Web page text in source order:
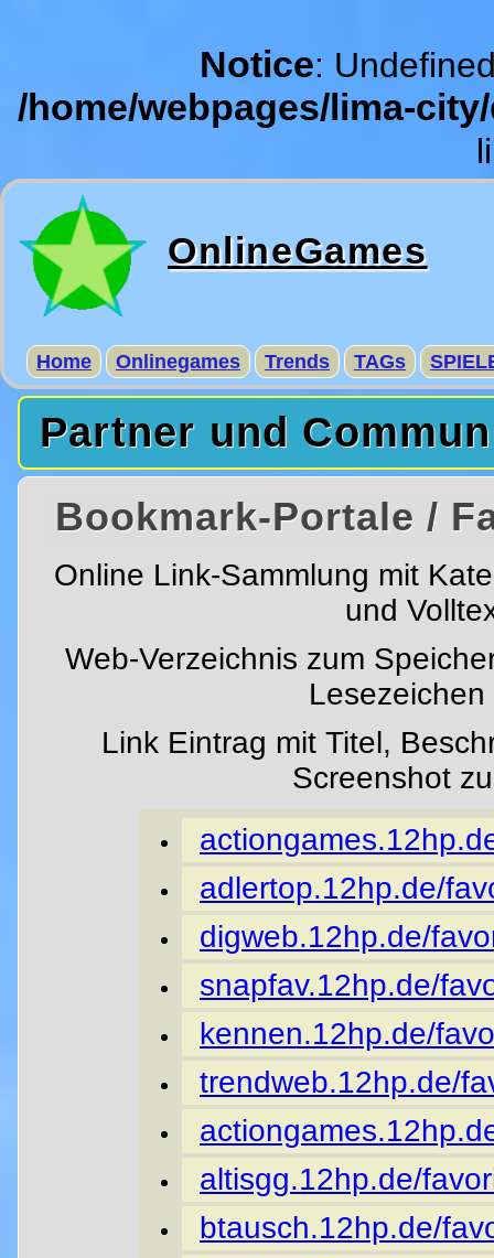
Notice:
/home/webpages/lima-
OnlineGames
Home Onlinegames Trends TAGs
Partner und
Bookmark-Portale /
Online Link-Sammlung mit
und
Web-Verzeichnis zum
Link Eintrag mit Titel,
Screenshot
adlertop.12hp.de/
digweb.12hp.de/
snapfav.12hp.de/
kennen.12hp.de/
trendweb.12hp.de/
altisgg.12hp.de/
btausch.12hp.de/